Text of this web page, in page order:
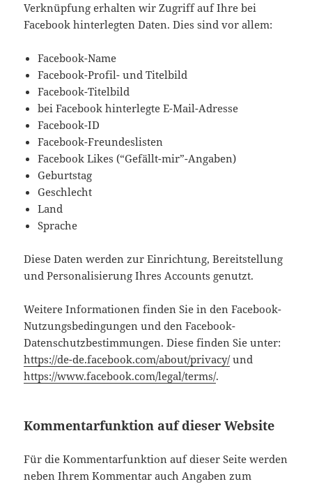
Verknüpfung erhalten wir Zugriff auf Ihre bei
Facebook hinterlegten Daten. Dies sind vor allem:
Facebook-Name
Facebook-Profil- und Titelbild
Facebook-Titelbild
bei Facebook hinterlegte E-Mail-Adresse
Facebook-ID
Facebook-Freundeslisten
Facebook Likes (“Gefällt-mir”-Angaben)
Geburtstag
Geschlecht
Land
Sprache
Diese Daten werden zur Einrichtung, Bereitstellung
und Personalisierung Ihres Accounts genutzt.
Weitere Informationen finden Sie in den Facebook-
Nutzungsbedingungen und den Facebook-
Datenschutzbestimmungen. Diese finden Sie unter:
https://de-de.facebook.com/about/privacy/und
https://www.facebook.com/legal/terms/.
Kommentarfunktion auf dieser Website
Für die Kommentarfunktion auf dieser Seite werden
neben Ihrem Kommentar auch Angaben zum